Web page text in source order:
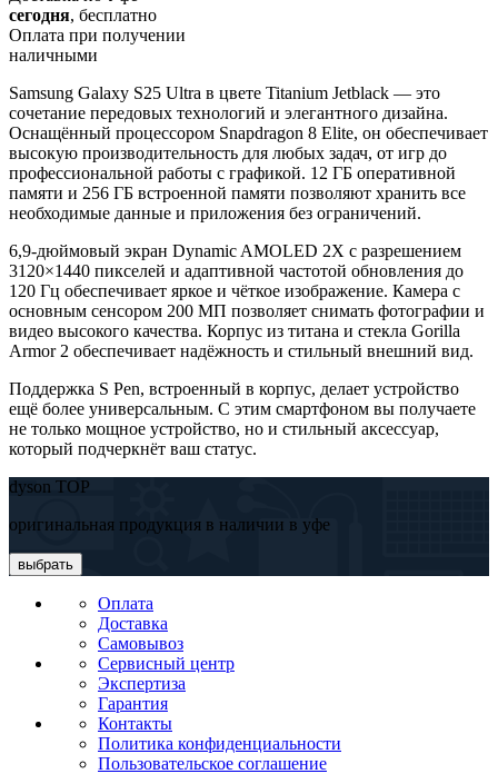
сегодня, бесплатно
Оплата при получении
наличными
Samsung Galaxy S25 Ultra в цвете Titanium Jetblack — это
сочетание передовых технологий и элегантного дизайна.
Оснащённый процессором Snapdragon 8 Elite, он обеспечивает
высокую производительность для любых задач, от игр до
профессиональной работы с графикой. 12 ГБ оперативной
памяти и 256 ГБ встроенной памяти позволяют хранить все
необходимые данные и приложения без ограничений.
6,9-дюймовый экран Dynamic AMOLED 2X с разрешением
3120×1440 пикселей и адаптивной частотой обновления до
120 Гц обеспечивает яркое и чёткое изображение. Камера с
основным сенсором 200 МП позволяет снимать фотографии и
видео высокого качества. Корпус из титана и стекла Gorilla
Armor 2 обеспечивает надёжность и стильный внешний вид.
Поддержка S Pen, встроенный в корпус, делает устройство
ещё более универсальным. С этим смартфоном вы получаете
не только мощное устройство, но и стильный аксессуар,
который подчеркнёт ваш статус.
dyson TOP
оригинальная продукция в наличии в уфе
выбрать
Оплата
Доставка
Самовывоз
Сервисный центр
Экспертиза
Гарантия
Контакты
Политика конфиденциальности
Пользовательское соглашение